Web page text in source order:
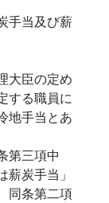
手当及び薪
大臣の定め
する職員に
地手当とあ
第三項中
薪炭手当」
同条第二項